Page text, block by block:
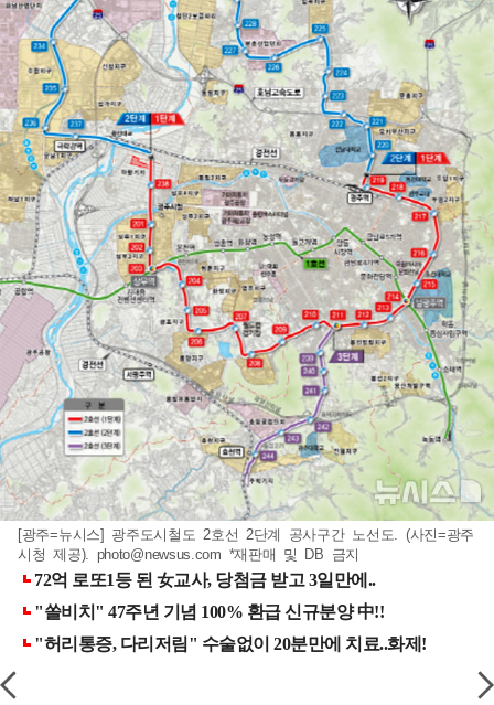
[광주=뉴시스] 광주도시철도 2호선 2단계 공사구간 노선도. (사진=광주
시청 제공). photo@newsus.com *재판매 및 DB 금지